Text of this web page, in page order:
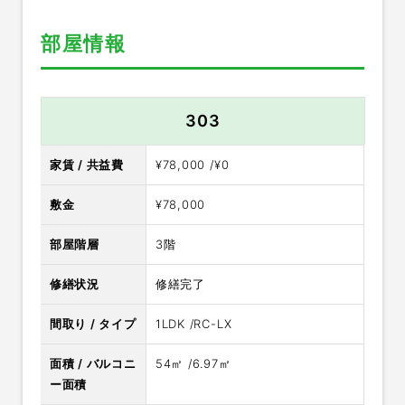
部屋情報
303
家賃 / 共益費 ¥78,000 /¥0
敷金 ¥78,000
部屋階層 3階
修繕状況 修繕完了
間取り / タイプ 1LDK /RC-LX
面積 / バルコニ
ー面積
54㎡ /6.97㎡